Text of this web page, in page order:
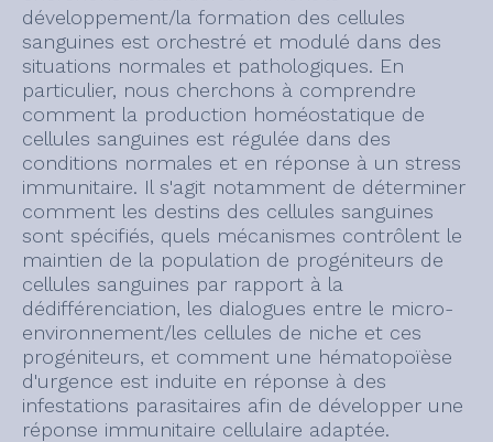
développement/la formation des cellules
sanguines est orchestré et modulé dans des
situations normales et pathologiques. En
particulier, nous cherchons à comprendre
comment la production homéostatique de
cellules sanguines est régulée dans des
conditions normales et en réponse à un stress
immunitaire. Il s'agit notamment de déterminer
comment les destins des cellules sanguines
sont spécifiés, quels mécanismes contrôlent le
maintien de la population de progéniteurs de
cellules sanguines par rapport à la
dédifférenciation, les dialogues entre le micro-
environnement/les cellules de niche et ces
progéniteurs, et comment une hématopoïèse
d'urgence est induite en réponse à des
infestations parasitaires afin de développer une
réponse immunitaire cellulaire adaptée.